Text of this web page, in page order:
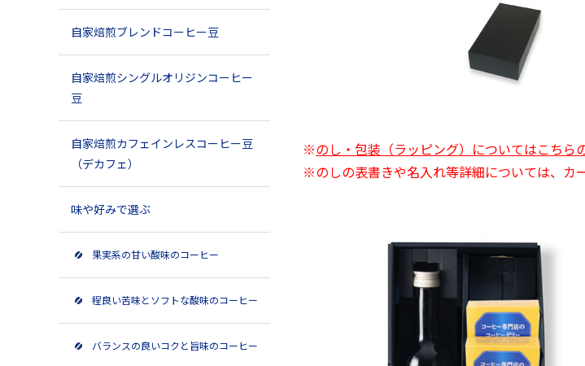
※のし・包装（ラッピング）についてはこちら
※のしの表書きや名入れ等詳細については、カ
自家焙煎ブレンドコーヒー豆
自家焙煎シングルオリジンコーヒー
豆
自家焙煎カフェインレスコーヒー豆
（デカフェ）
味や好みで選ぶ
果実系の甘い酸味のコーヒー
程良い苦味とソフトな酸味のコーヒー
バランスの良いコクと旨味のコーヒー